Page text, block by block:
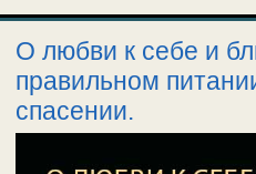
О любви к себе и
правильном
спасении.